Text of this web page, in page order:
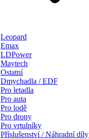
Leopard
Emax
LDPower
Maytech
Ostatní
Dmychadla / EDF
Pro letadla
Pro auta
Pro lodě
Pro drony
Pro vrtulníky
Příslušenství / Náhradní díly